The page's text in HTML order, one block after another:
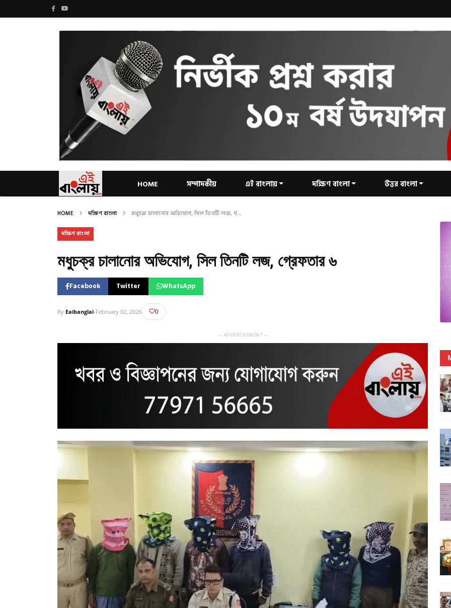
HOME সম্পাদকীয় এই বাংলায় দক্ষিণ বাংলা উত্তর বাংলা
HOME দক্ষিণ বাংলা মধুচক্র চালানোর অভিযোগ, সিল তিনটি লজ, গ্...
দক্ষিণ বাংলা
মধুচক্র চালানোর অভিযোগ, সিল তিনটি লজ, গ্রেফতার ৬
Facebook Twitter WhatsApp
By Eaibanglai-February 02, 2026 0
— ADVERTISEMENT —